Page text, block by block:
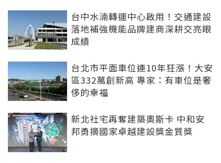
台中水湳轉運中心啟用！交通建設
落地補強機能品牌建商深耕交亮眼
成績
台北市平面車位連10年狂漲！大安
區332萬創新高 專家：有車位是奢
侈的幸福
新北社宅再奪建築奧斯卡 中和安
邦勇摘國家卓越建設獎金質獎